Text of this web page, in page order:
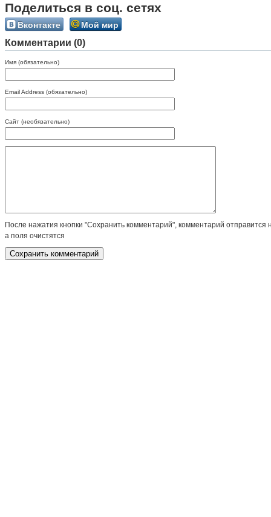
Поделиться в соц. сетях
Вконтакте Мой мир
Комментарии (0)
Имя (обязательно)
Email Address (обязательно)
Сайт (необязательно)
После нажатия кнопки "Сохранить комментарий", комментарий отправится
а поля очистятся